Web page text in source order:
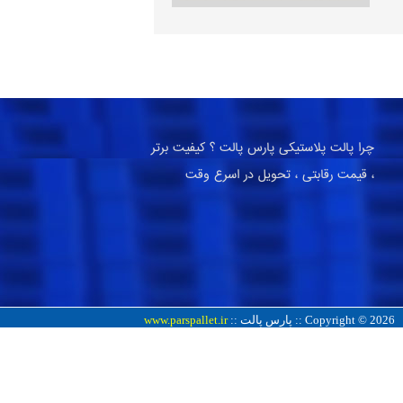
چرا پالت پلاستیکی پارس پالت ؟ کیفیت برتر
، قیمت رقابتی ، تحویل در اسرع وقت
Copyright © 2026 :: پارس پالت :: www.parspallet.ir